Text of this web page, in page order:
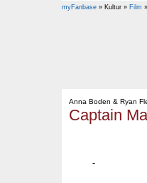
myFanbase » Kultur » Film »
Anna Boden & Ryan
Captain